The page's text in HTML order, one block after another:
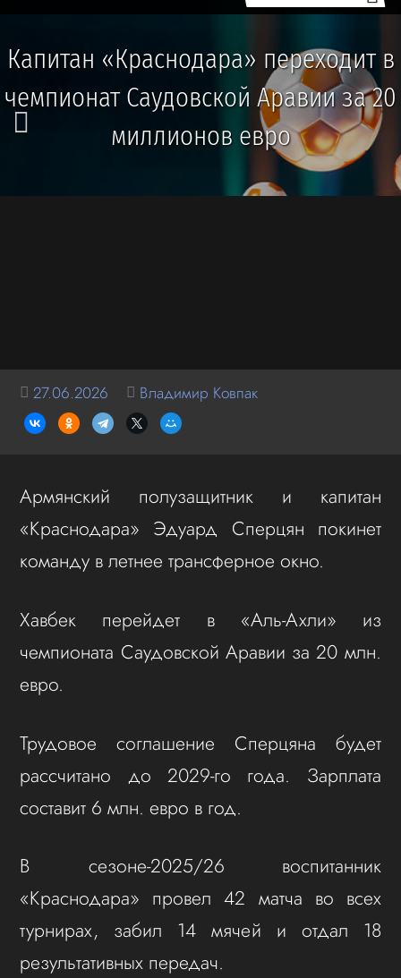
Капитан «Краснодара» переходит в
чемпионат Саудовской Аравии за 20
миллионов евро
27.06.2026 Владимир Ковпак
Армянский полузащитник и капитан
«Краснодара» Эдуард Сперцян покинет
команду в летнее трансферное окно.
Хавбек перейдет в «Аль-Ахли» из
чемпионата Саудовской Аравии за 20 млн.
евро.
Трудовое соглашение Сперцяна будет
рассчитано до 2029-го года. Зарплата
составит 6 млн. евро в год.
В сезоне‑2025/26 воспитанник
«Краснодара» провел 42 матча во всех
турнирах, забил 14 мячей и отдал 18
результативных передач.